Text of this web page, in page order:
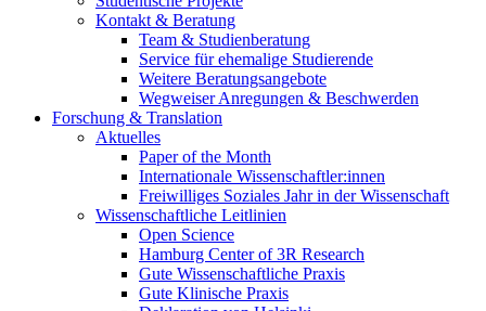
Kontakt & Beratung
Team & Studienberatung
Service für ehemalige Studierende
Weitere Beratungsangebote
Wegweiser Anregungen & Beschwerden
Forschung & Translation
Aktuelles
Paper of the Month
Internationale Wissenschaftler:innen
Freiwilliges Soziales Jahr in der Wissenschaft
Wissenschaftliche Leitlinien
Open Science
Hamburg Center of 3R Research
Gute Wissenschaftliche Praxis
Gute Klinische Praxis